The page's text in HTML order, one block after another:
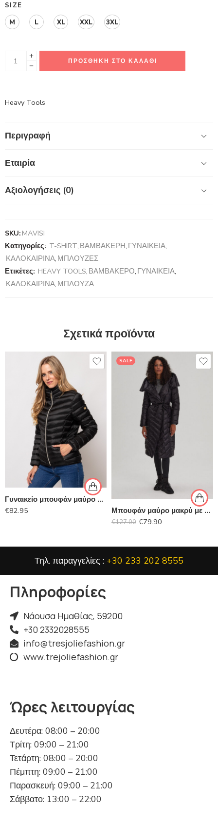
SIZE
M
L XL XXL 3XL
ΠΡΟΣΘΉΚΗ ΣΤΟ ΚΑΛΆΘΙ
Heavy Tools
Περιγραφή
Εταιρία
Αξιολογήσεις (0)
SKU: MAVISI
Κατηγορίες: T-SHIRT, ΒΑΜΒΑΚΕΡΗ, ΓΥΝΑΙΚΕΙΑ,
ΚΑΛΟΚΑΙΡΙΝΑ, ΜΠΛΟΥΖΕΣ
Ετικέτες: HEAVY TOOLS, ΒΑΜΒΑΚΕΡΟ, ΓΥΝΑΙΚΕΙΑ,
ΚΑΛΟΚΑΙΡΙΝΑ, ΜΠΛΟΥΖΑ
Σχετικά προϊόντα
Γυναικείο μπουφάν μαύρο HEAVY TOOLS
€82.95
SALE
Μπουφάν μαύρο μακρύ με κουκούλα DIVERSE
€127.00 €79.90
Τηλ. παραγγελίες : +30 233 202 8555
Πληροφορίες
Νάουσα Ημαθίας, 59200
+30 2332028555
info@tresjoliefashion.gr
www.trejoliefashion.gr
Ώρες λειτουργίας
Δευτέρα: 08:00 – 20:00
Τρίτη: 09:00 – 21:00
Τετάρτη: 08:00 – 20:00
Πέμπτη: 09:00 – 21:00
Παρασκευή: 09:00 – 21:00
Σάββατο: 13:00 – 22:00